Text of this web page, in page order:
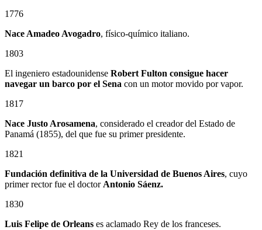
1776
Nace Amadeo Avogadro, físico-químico italiano.
1803
El ingeniero estadounidense Robert Fulton consigue hacer
navegar un barco por el Sena con un motor movido por vapor.
1817
Nace Justo Arosamena, considerado el creador del Estado de
Panamá (1855), del que fue su primer presidente.
1821
Fundación definitiva de la Universidad de Buenos Aires, cuyo
primer rector fue el doctorAntonio Sáenz.
1830
Luis Felipe de Orleans es aclamado Rey de los franceses.